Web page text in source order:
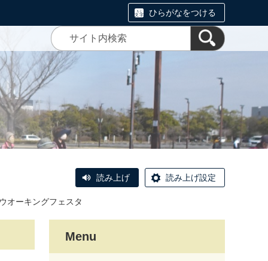
ひらがなをつける
読み上げ 読み上げ設定
オーキングフェスタ
Menu